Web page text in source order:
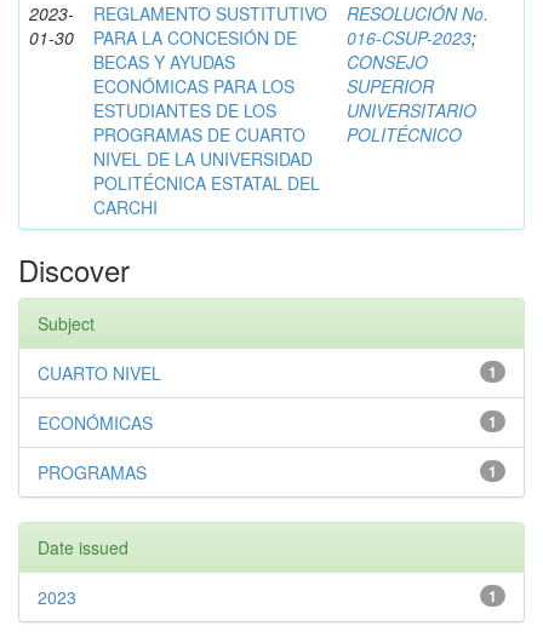
2023-
01-30
REGLAMENTO SUSTITUTIVO
PARA LA CONCESIÓN DE
BECAS Y AYUDAS
ECONÓMICAS PARA LOS
ESTUDIANTES DE LOS
PROGRAMAS DE CUARTO
NIVEL DE LA UNIVERSIDAD
POLITÉCNICA ESTATAL DEL
CARCHI
RESOLUCIÓN No.
016-CSUP-2023;
CONSEJO
SUPERIOR
UNIVERSITARIO
POLITÉCNICO
Discover
Subject
1
CUARTO NIVEL
1
ECONÓMICAS
1
PROGRAMAS
Date issued
1
2023